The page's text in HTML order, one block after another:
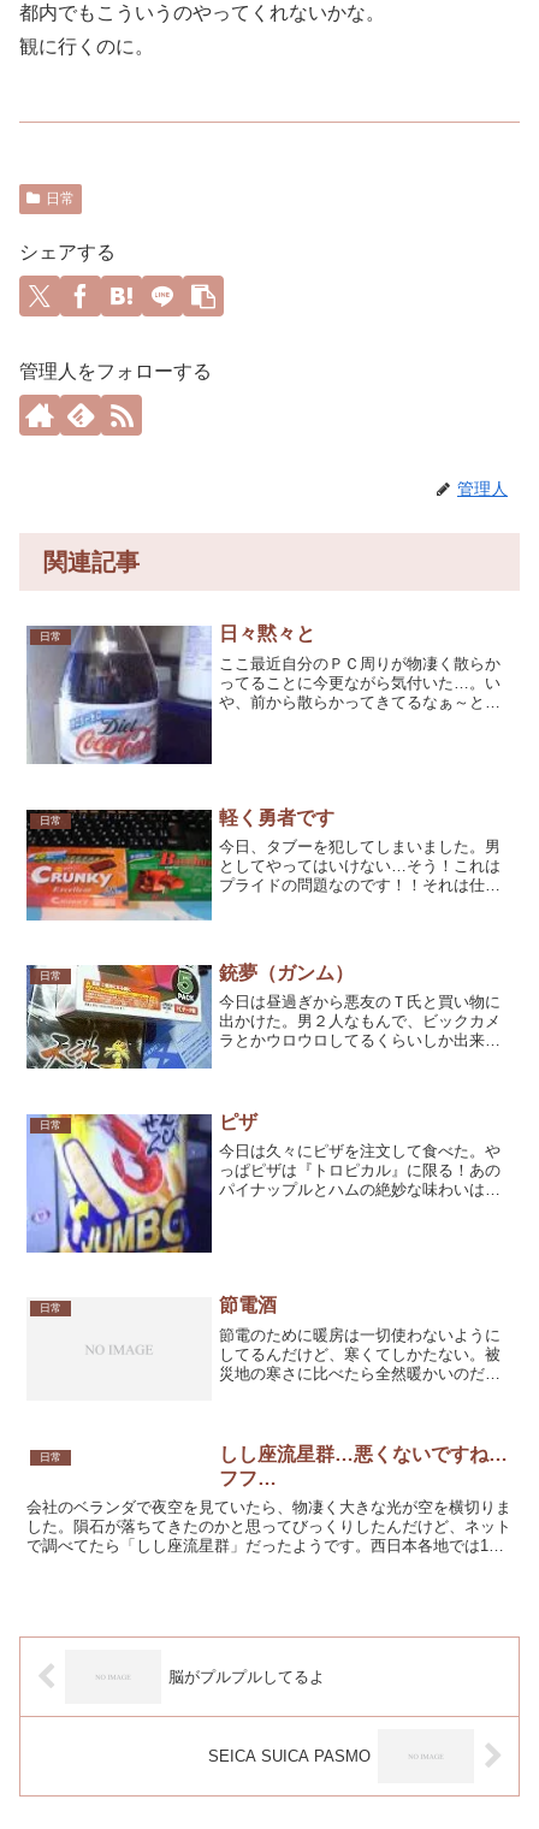
都内でもこういうのやってくれないかな。
観に行くのに。
日常
シェアする
管理人をフォローする
管理人
関連記事
日常 日々黙々と
ここ最近自分のＰＣ周りが物凄く散らか
ってることに今更ながら気付いた…。い
や、前から散らかってきてるなぁ～とは
日常 軽く勇者です
今日、タブーを犯してしまいました。男
としてやってはいけない…そう！これは
プライドの問題なのです！！それは仕事
トボトルのコカコーラとチ...
日常 銃夢（ガンム）
今日は昼過ぎから悪友のＴ氏と買い物に
出かけた。男２人なもんで、ビックカメ
ラとかウロウロしてるくらいしか出来な
ＦＩＲＥＷＯＲＫＳ...
日常 ピザ
今日は久々にピザを注文して食べた。や
っぱピザは『トロピカル』に限る！あの
パイナップルとハムの絶妙な味わいは堪
日常 節電酒
節電のために暖房は一切使わないように
してるんだけど、寒くてしかたない。被
災地の寒さに比べたら全然暖かいのだと
上に効果的。ポカポカして...
日常
しし座流星群…悪くないですね…
フフ…
会社のベランダで夜空を見ていたら、物凄く大きな光が空を横切りま
した。隕石が落ちてきたのかと思ってびっくりしたんだけど、ネット
で調べてたら「しし座流星群」だったようです。西日本各地では18
脳がプルプルしてるよ
SEICA SUICA PASMO